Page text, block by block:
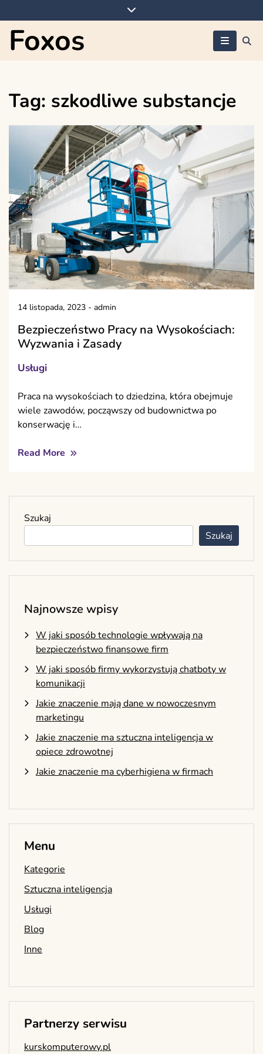
to
content
Foxos
Tag: szkodliwe substancje
14 listopada, 2023 - admin
Bezpieczeństwo Pracy na Wysokościach:
Wyzwania i Zasady
Usługi
Praca na wysokościach to dziedzina, która obejmuje
wiele zawodów, począwszy od budownictwa po
konserwację i…
Read More
Szukaj
Szukaj
Najnowsze wpisy
W jaki sposób technologie wpływają na
bezpieczeństwo finansowe firm
W jaki sposób firmy wykorzystują chatboty w
komunikacji
Jakie znaczenie mają dane w nowoczesnym
marketingu
Jakie znaczenie ma sztuczna inteligencja w
opiece zdrowotnej
Jakie znaczenie ma cyberhigiena w firmach
Menu
Kategorie
Sztuczna inteligencja
Usługi
Blog
Inne
Partnerzy serwisu
kurskomputerowy.pl